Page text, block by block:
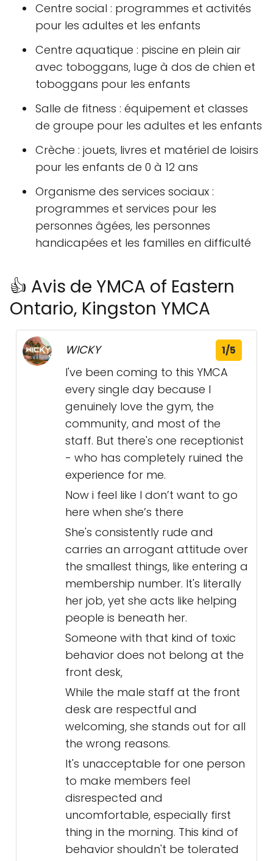
Centre social : programmes et activités
pour les adultes et les enfants
Centre aquatique : piscine en plein air
avec toboggans, luge à dos de chien et
toboggans pour les enfants
Salle de fitness : équipement et classes
de groupe pour les adultes et les enfants
Crèche : jouets, livres et matériel de loisirs
pour les enfants de 0 à 12 ans
Organisme des services sociaux :
programmes et services pour les
personnes âgées, les personnes
handicapées et les familles en difficulté
👍 Avis de YMCA of Eastern
Ontario, Kingston YMCA
WICKY 1/5
I've been coming to this YMCA
every single day because I
genuinely love the gym, the
community, and most of the
staff. But there's one receptionist
- who has completely ruined the
experience for me.
Now i feel like I don’t want to go
here when she’s there
She's consistently rude and
carries an arrogant attitude over
the smallest things, like entering a
membership number. It's literally
her job, yet she acts like helping
people is beneath her.
Someone with that kind of toxic
behavior does not belong at the
front desk,
While the male staff at the front
desk are respectful and
welcoming, she stands out for all
the wrong reasons.
It's unacceptable for one person
to make members feel
disrespected and
uncomfortable, especially first
thing in the morning. This kind of
behavior shouldn't be tolerated